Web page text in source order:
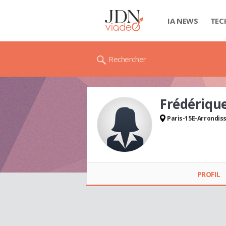
IA NEWS
Rechercher
Paris-15E-
PROFIL